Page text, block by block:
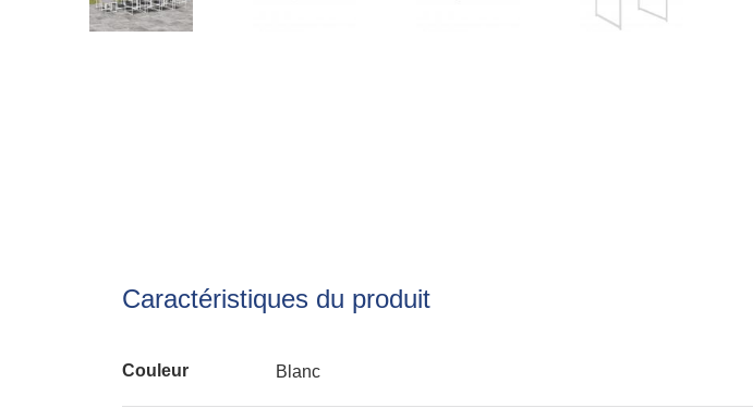
Caractéristiques du produit
Couleur Blanc